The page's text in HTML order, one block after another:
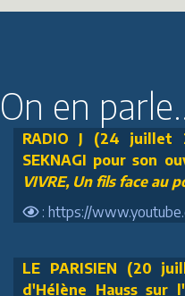
On en
RADIO J (24 juillet
SEKNAGI pour son
VIVRE, Un fils face au
: https://
LE PARISIEN (20
d'Hélène Hauss sur